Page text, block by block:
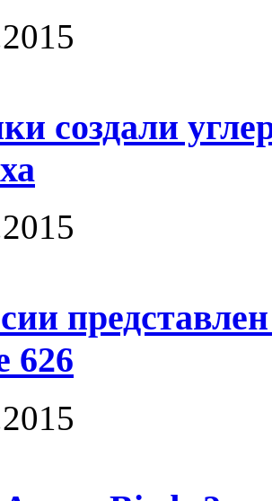
создали
626